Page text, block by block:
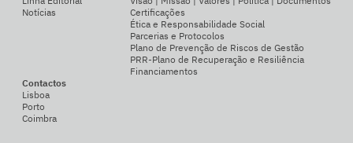
Notícias
Certificações
Ética e Responsabilidade Social
Parcerias e Protocolos
Plano de Prevenção de Riscos de Gestão
PRR-Plano de Recuperação e Resiliência
Financiamentos
Contactos
Lisboa
Porto
Coimbra